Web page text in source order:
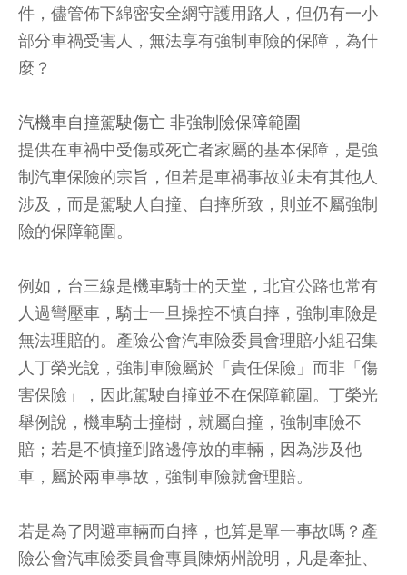
件，儘管佈下綿密安全網守護用路人，但仍有一小
部分車禍受害人，無法享有強制車險的保障，為什
麼？
汽機車自撞駕駛傷亡 非強制險保障範圍
提供在車禍中受傷或死亡者家屬的基本保障，是強
制汽車保險的宗旨，但若是車禍事故並未有其他人
涉及，而是駕駛人自撞、自摔所致，則並不屬強制
險的保障範圍。
例如，台三線是機車騎士的天堂，北宜公路也常有
人過彎壓車，騎士一旦操控不慎自摔，強制車險是
無法理賠的。產險公會汽車險委員會理賠小組召集
人丁榮光說，強制車險屬於「責任保險」而非「傷
害保險」，因此駕駛自撞並不在保障範圍。丁榮光
舉例說，機車騎士撞樹，就屬自撞，強制車險不
賠；若是不慎撞到路邊停放的車輛，因為涉及他
車，屬於兩車事故，強制車險就會理賠。
若是為了閃避車輛而自摔，也算是單一事故嗎？產
險公會汽車險委員會專員陳炳州說明，凡是牽扯、